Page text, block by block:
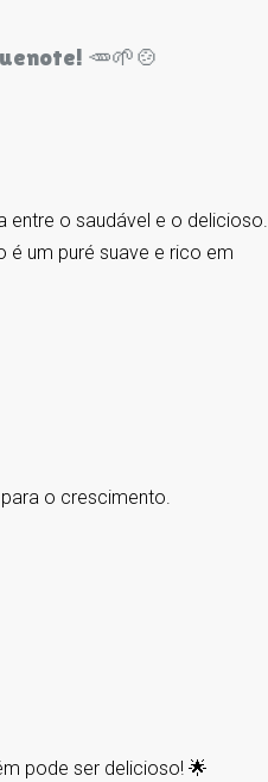
🥕🌱🍲
entre o saudável e o delicioso.
é um puré suave e rico em
o crescimento.
pode ser delicioso! 🌟